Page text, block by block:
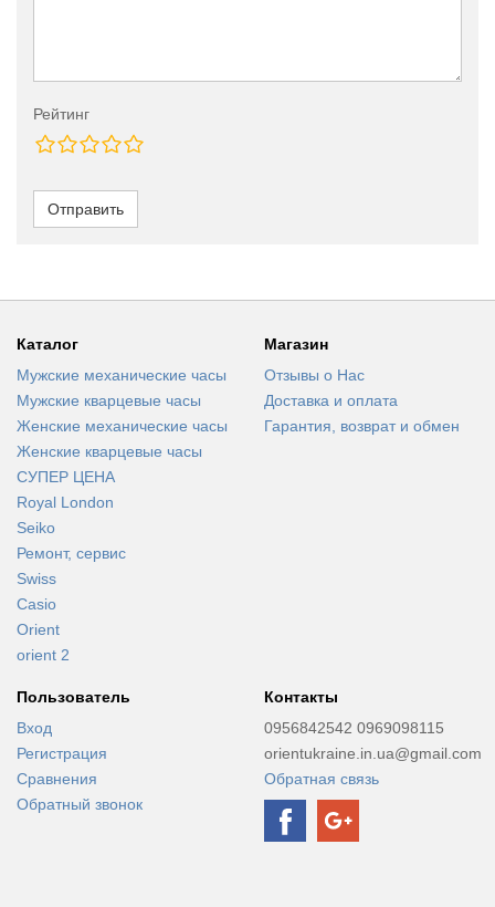
Рейтинг
Отправить
Каталог
Мужские механические часы
Мужские кварцевые часы
Женские механические часы
Женские кварцевые часы
СУПЕР ЦЕНА
Royal London
Seiko
Ремонт, сервис
Swiss
Casio
Orient
orient 2
Магазин
Отзывы о Нас
Доставка и оплата
Гарантия, возврат и обмен
Пользователь
Вход
Регистрация
Сравнения
Обратный звонок
Контакты
0956842542 0969098115
orientukraine.in.ua@gmail.com
Обратная связь